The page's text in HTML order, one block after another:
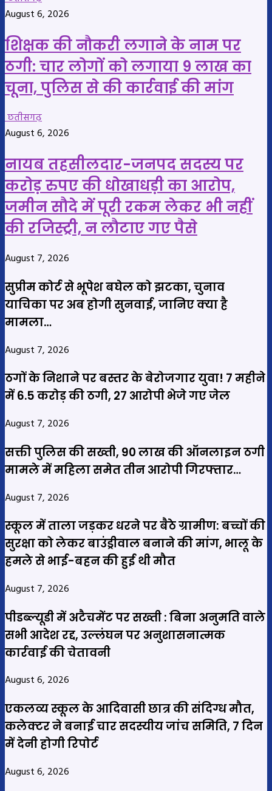
August 6, 2026
शिक्षक की नौकरी लगाने के नाम पर
ठगी: चार लोगों को लगाया 9 लाख का
चूना, पुलिस से की कार्रवाई की मांग
छतीसगढ़
August 6, 2026
नायब तहसीलदार-जनपद सदस्य पर
करोड़ रुपए की धोखाधड़ी का आरोप,
जमीन सौदे में पूरी रकम लेकर भी नहीं
की रजिस्ट्री, न लौटाए गए पैसे
August 7, 2026
सुप्रीम कोर्ट से भूपेश बघेल को झटका, चुनाव
याचिका पर अब होगी सुनवाई, जानिए क्या है
मामला…
August 7, 2026
ठगों के निशाने पर बस्तर के बेरोजगार युवा! 7 महीने
में 6.5 करोड़ की ठगी, 27 आरोपी भेजे गए जेल
August 7, 2026
सक्ती पुलिस की सख्ती, 90 लाख की ऑनलाइन ठगी
मामले में महिला समेत तीन आरोपी गिरफ्तार…
August 7, 2026
स्कूल में ताला जड़कर धरने पर बैठे ग्रामीण: बच्चों की
सुरक्षा को लेकर बाउंड्रीवाल बनाने की मांग, भालू के
हमले से भाई-बहन की हुई थी मौत
August 7, 2026
पीडब्ल्यूडी में अटैचमेंट पर सख्ती : बिना अनुमति वाले
सभी आदेश रद्द, उल्लंघन पर अनुशासनात्मक
कार्रवाई की चेतावनी
August 6, 2026
एकलव्य स्कूल के आदिवासी छात्र की संदिग्ध मौत,
कलेक्टर ने बनाई चार सदस्यीय जांच समिति, 7 दिन
में देनी होगी रिपोर्ट
August 6, 2026